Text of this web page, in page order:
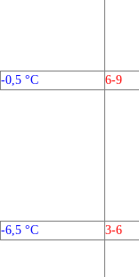
-0,5 °C 6-9
-6,5 °C 3-6